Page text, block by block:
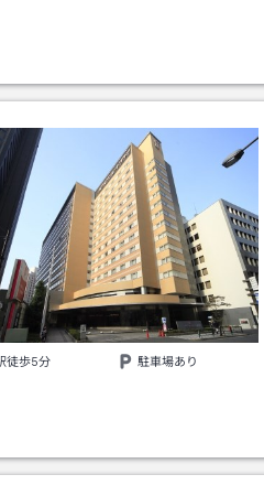
徒歩5分 駐車場あり